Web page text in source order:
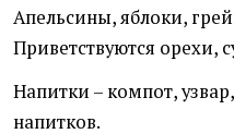
Апельсины, яблоки,
Приветствуются орехи,
Напитки – компот,
напитков.